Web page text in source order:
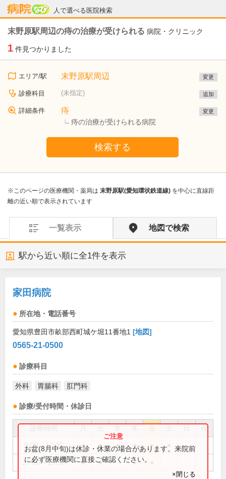
人で選べる医院検索
病院なび
末野原駅周辺の痔の治療が受けられる 病院・クリニック
1 件見つかりました
エリア/駅 末野原駅周辺 変更
診療科目 (未指定) 追加
詳細条件 痔
痔の治療が受けられる病院
変更
検索する
※このページの医療機関・薬局は 末野原駅(愛知環状鉄道線) を中心に直線距
離の近い順で表示されています
一覧表示 地図で検索
駅から近い順に全1件を表示
家田病院
所在地・電話番号
愛知県豊田市畝部西町城ケ堀11番地1 [地図]
0565-21-0500
診療科目
外科 胃腸科 肛門科
診療/受付時間・休診日
祝
9:00～12:00 ● ● ● ● ●
17:00～19:30 ● ● ●
お盆(8月中旬)は休診・休業の場合があります。来院前
に必ず医療機関に直接ご確認ください。
×閉じる